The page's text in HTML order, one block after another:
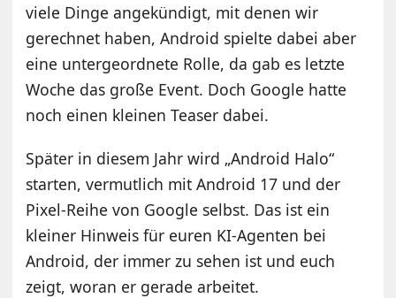
viele Dinge angekündigt, mit denen wir
gerechnet haben, Android spielte dabei aber
eine untergeordnete Rolle, da gab es letzte
Woche das große Event. Doch Google hatte
noch einen kleinen Teaser dabei.
Später in diesem Jahr wird „Android Halo“
starten, vermutlich mit Android 17 und der
Pixel-Reihe von Google selbst. Das ist ein
kleiner Hinweis für euren KI-Agenten bei
Android, der immer zu sehen ist und euch
zeigt, woran er gerade arbeitet.